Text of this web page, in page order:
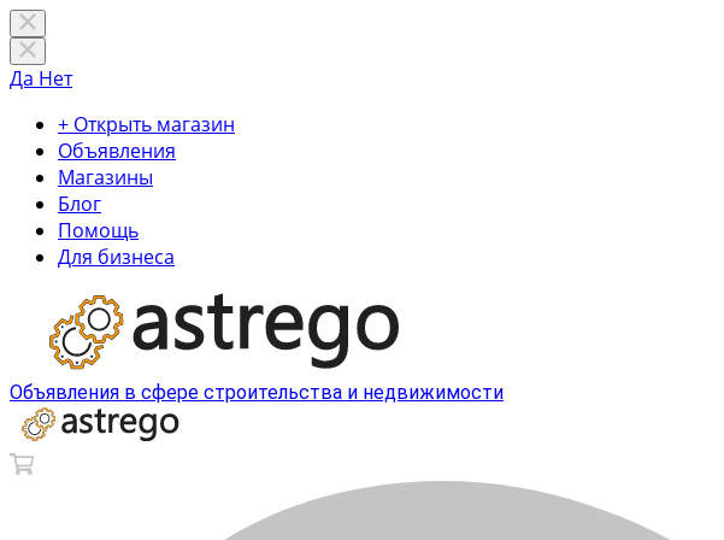
Да Нет
+ Открыть магазин
Объявления
Магазины
Блог
Помощь
Для бизнеса
Объявления в сфере строительства и недвижимости